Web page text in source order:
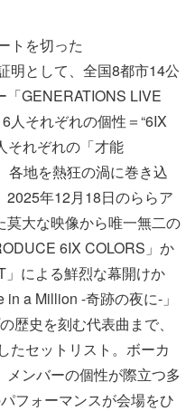
トを切った
明として、全国8都市14公
GENERATIONS LIVE
人それぞれの個性＝“6IX
それぞれの「才能
各地を熱狂の渦に巻き込
2025年12月18日のららア
莫大な映像から唯一無二の
6IX COLORS」か
による鮮烈な幕開けか
a Million -奇跡の夜に-」
歴史を刻む代表曲まで、
たセットリスト。ボーカ
ンバーの個性が際立つ多
フォーマンスが会場をひ